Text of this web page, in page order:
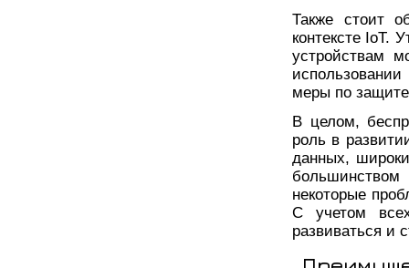
Также стоит
контексте IoT.
устройствам
меры по
В целом,
роль в
данных,
некоторые
С учетом
развиваться и